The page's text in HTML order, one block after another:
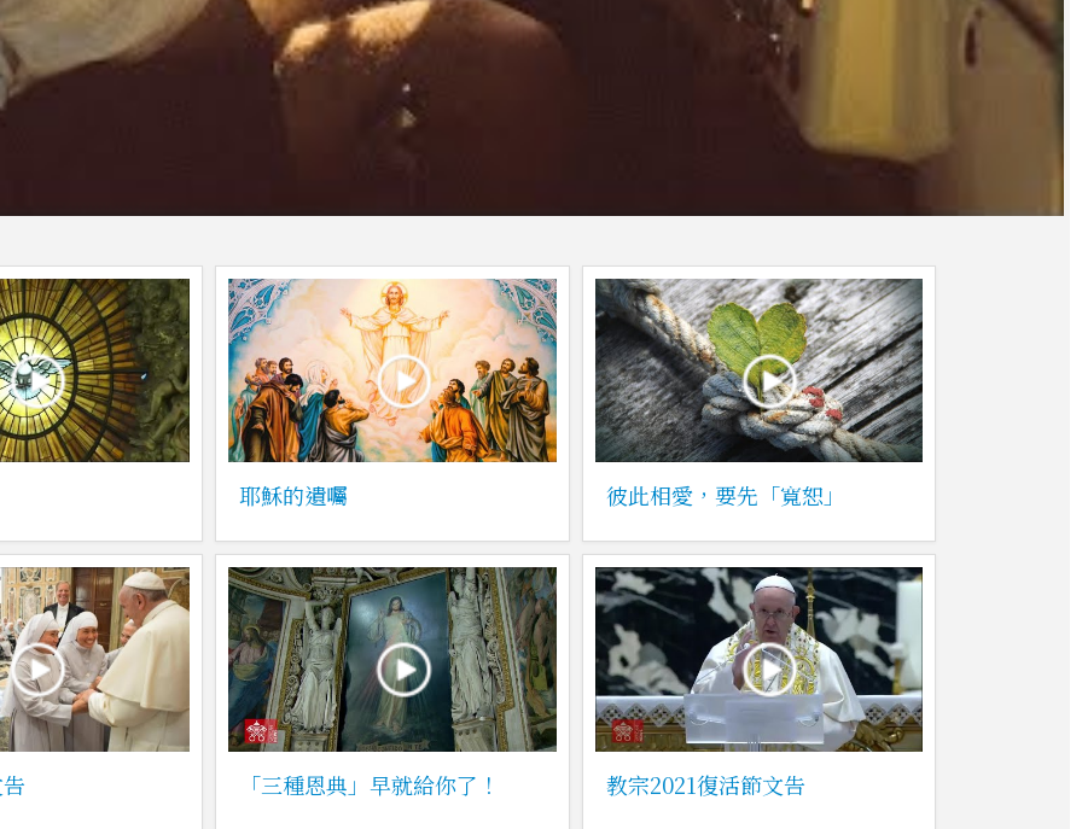
耶穌的遺囑 彼此相愛，要先「寬恕」
「三種恩典」早就給你了！ 教宗2021復活節文告